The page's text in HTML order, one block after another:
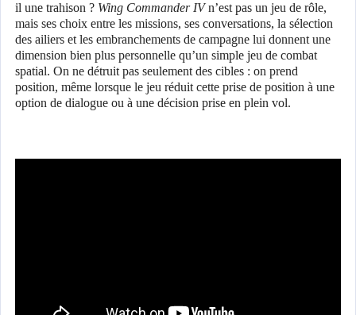
il une trahison ? Wing Commander IVn’est pas un jeu de rôle,
mais ses choix entre les missions, ses conversations, la sélection
des ailiers et les embranchements de campagne lui donnent une
dimension bien plus personnelle qu’un simple jeu de combat
spatial. On ne détruit pas seulement des cibles : on prend
position, même lorsque le jeu réduit cette prise de position à une
option de dialogue ou à une décision prise en plein vol.